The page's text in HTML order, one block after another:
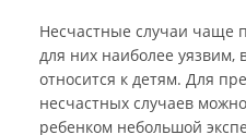
Несчастные случаи чаще
для них наиболее уязвим,
относится к детям. Для
несчастных случаев
ребенком небольшой